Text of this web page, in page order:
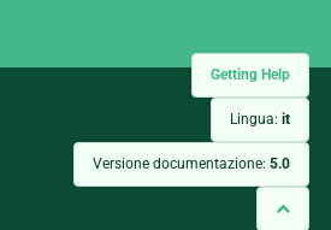
Getting Help
Lingua: it
Versione documentazione: 5.0